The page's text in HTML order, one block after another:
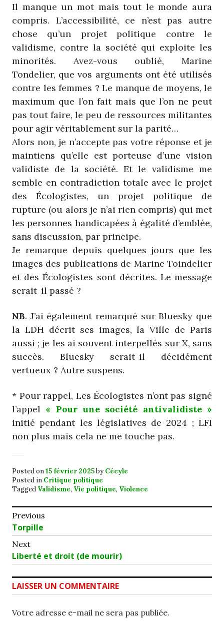
Il manque un mot mais tout le monde aura
compris. L’accessibilité, ce n’est pas autre
chose qu’un projet politique contre le
validisme, contre la société qui exploite les
minorités. Avez-vous oublié, Marine
Tondelier, que vos arguments ont été utilisés
contre les femmes ? Le manque de moyens, le
maximum que l’on fait mais que l’on ne peut
pas tout faire, le peu de ressources militantes
pour agir véritablement sur la parité…
Alors non, je n’accepte pas votre réponse et je
maintiens qu’elle est porteuse d’une vision
validiste de la société. Et le validisme me
semble en contradiction totale avec le projet
des Écologistes, un projet politique de
rupture (ou alors je n’ai rien compris) qui met
les personnes handicapées à égalité d’emblée,
sans discussion, par principe.
Je remarque depuis quelques jours que les
images des publications de Marine Toindelier
et des Écologistes sont décrites. Le message
serait-il passé ?
NB. J’ai également remarqué sur Bluesky que
la LDH décrit ses images, la Ville de Paris
aussi ; je les ai souvent interpellés sur X, sans
succès. Bluesky serait-il décidément
vertueux ? Autre suspens.
* Pour rappel, Les Écologistes n’ont pas signé
l’appel « Pour une société antivalidiste »
initié pendant les législatives de 2024 ; LFI
non plus mais cela ne me touche pas.
Posted on15 février 2025byCécyle
Posted in Critique politique
Tagged Validisme, Vie politique, Violence
Navigation
de
l’article
Previous
Previous
post:
Torpille
Next
Next
post:
Liberté et droit (de mourir)
LAISSER UN COMMENTAIRE
Votre adresse e-mail ne sera pas publiée.